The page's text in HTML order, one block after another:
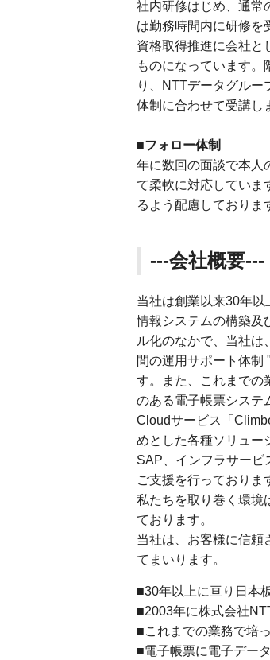
社内研修はじめ、通常
は勤務時間内に研修を
資格取得推進に会社と
ものになっています
り、NTTデータグルー
体制に合わせて受講し
■フォロー体制
年に数回の面談で本人
て柔軟に対応していま
るよう配慮しておりま
---会社概要---
当社は創業以来30年
情報システムの構築及
ル化のなかで、当社は
間の運用サポート体制
す。また、これまでの
のある電子帳票システ
Cloudサービス「
めとした各種ソリュー
SAP、インフラサービ
ご支援を行っておりま
私たちを取り巻く環境
ております。
当社は、お客様に信頼
てまいります。
■30年以上に亘り日本
■2003年に株式会社
■これまでの業務で培
■電子帳票に電子デー